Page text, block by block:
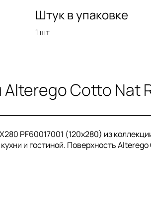
Штук в упаковке
1 шт
Cotto Nat
PF60017001 (120x280) из
и гостиной. Поверхность